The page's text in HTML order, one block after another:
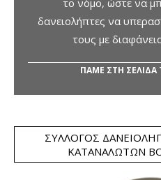
το νόμο, ώστε να
δανειολήπτες να
τους με
ΠΑΜΕ ΣΤΗ
ΣΎΛΛΟΓΟΣ
ΚΑΤΑΝΑΛΩΤΏΝ